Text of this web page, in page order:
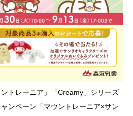
トレーニア」「Creamy」シリーズ
ンペーン「マウントレーニア×サン